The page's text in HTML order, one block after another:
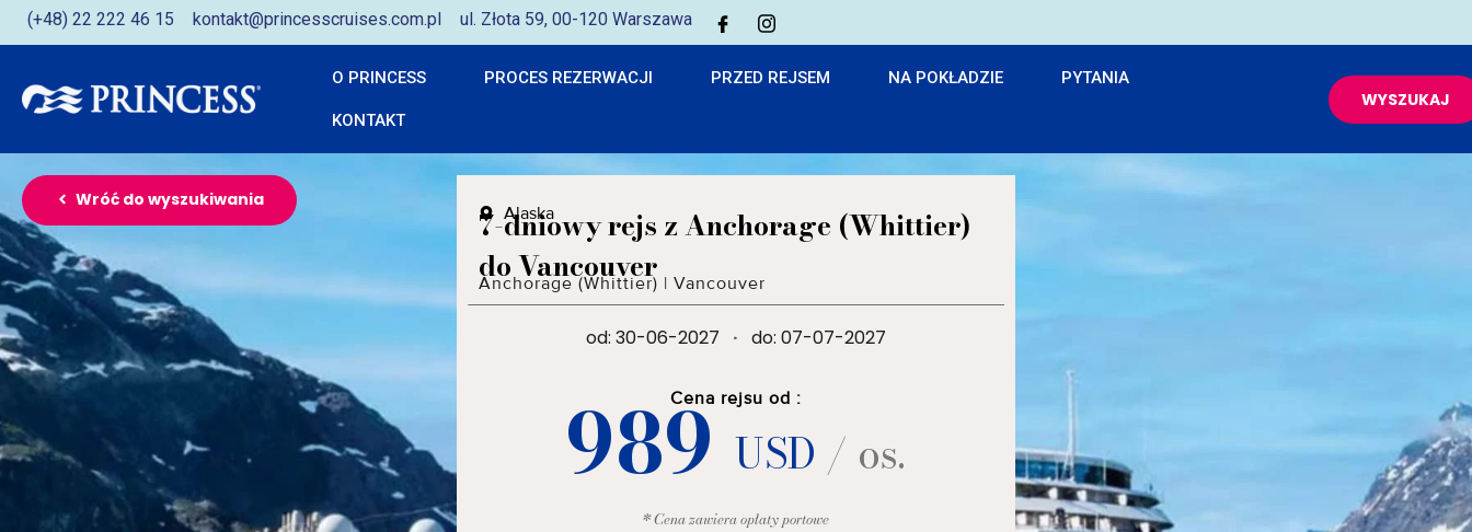
(+48) 22 222 46 15 kontakt@princesscruises.com.pl ul. Złota 59, 00-120 Warszawa
O PRINCESS PROCES REZERWACJI PRZED REJSEM NA POKŁADZIE PYTANIA
KONTAKT
WYSZUKAJ
Wróć do wyszukiwania
Alaska
7-dniowy rejs z Anchorage (Whittier)
do Vancouver
Anchorage (Whittier) |Vancouver
od: 30-06-2027 · do: 07-07-2027
Cena rejsu od :
989USD / os.
* Cena zawiera opłaty portowe